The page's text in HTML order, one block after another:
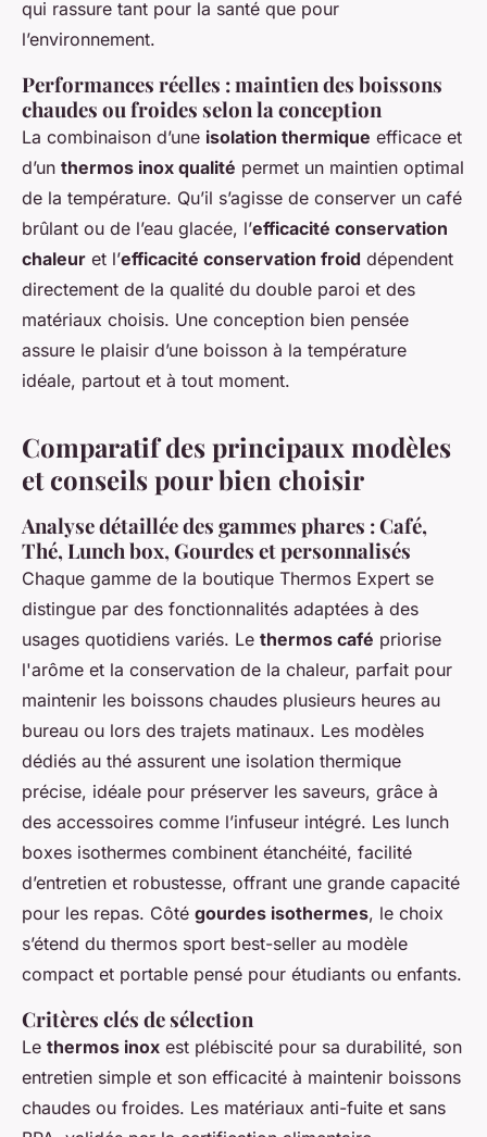
qui rassure tant pour la santé que pour
l’environnement.
Performances réelles : maintien des boissons
chaudes ou froides selon la conception
La combinaison d’une isolation thermique efficace et
d’un thermos inox qualité permet un maintien optimal
de la température. Qu’il s’agisse de conserver un café
brûlant ou de l’eau glacée, l’efficacité conservation
chaleur et l’efficacité conservation froid dépendent
directement de la qualité du double paroi et des
matériaux choisis. Une conception bien pensée
assure le plaisir d’une boisson à la température
idéale, partout et à tout moment.
Comparatif des principaux modèles
et conseils pour bien choisir
Analyse détaillée des gammes phares : Café,
Thé, Lunch box, Gourdes et personnalisés
Chaque gamme de la boutique Thermos Expert se
distingue par des fonctionnalités adaptées à des
usages quotidiens variés. Le thermos café priorise
l'arôme et la conservation de la chaleur, parfait pour
maintenir les boissons chaudes plusieurs heures au
bureau ou lors des trajets matinaux. Les modèles
dédiés au thé assurent une isolation thermique
précise, idéale pour préserver les saveurs, grâce à
des accessoires comme l’infuseur intégré. Les lunch
boxes isothermes combinent étanchéité, facilité
d’entretien et robustesse, offrant une grande capacité
pour les repas. Côté gourdes isothermes, le choix
s’étend du thermos sport best-seller au modèle
compact et portable pensé pour étudiants ou enfants.
Critères clés de sélection
Le thermos inox est plébiscité pour sa durabilité, son
entretien simple et son efficacité à maintenir boissons
chaudes ou froides. Les matériaux anti-fuite et sans